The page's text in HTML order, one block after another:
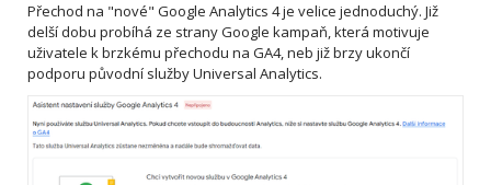
Přechod na "nové" Google Analytics 4 je velice jednoduchý. Již
delší dobu probíhá ze strany Google kampaň, která motivuje
uživatele k brzkému přechodu na GA4, neb již brzy ukončí
podporu původní služby Universal Analytics.